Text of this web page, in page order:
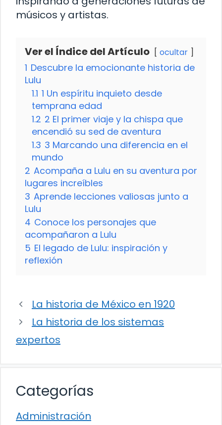
músicos y artistas.
Ver el Índice del Artículo ocultar
1 Descubre la emocionante historia de
Lulu
1.1 1 Un espíritu inquieto desde
temprana edad
1.2 2 El primer viaje y la chispa que
encendió su sed de aventura
1.3 3 Marcando una diferencia en el
mundo
2 Acompaña a Lulu en su aventura por
lugares increíbles
3 Aprende lecciones valiosas junto a
Lulu
4 Conoce los personajes que
acompañaron a Lulu
5 El legado de Lulu: inspiración y
reflexión
La historia de México en 1920
La historia de los sistemas
expertos
Categorías
Administración